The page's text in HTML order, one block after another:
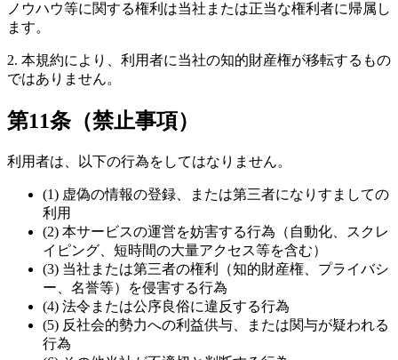
ノウハウ等に関する権利は当社または正当な権利者に帰属し
ます。
2. 本規約により、利用者に当社の知的財産権が移転するもの
ではありません。
第11条（禁止事項）
利用者は、以下の行為をしてはなりません。
(1) 虚偽の情報の登録、または第三者になりすましての
利用
(2) 本サービスの運営を妨害する行為（自動化、スクレ
イピング、短時間の大量アクセス等を含む）
(3) 当社または第三者の権利（知的財産権、プライバシ
ー、名誉等）を侵害する行為
(4) 法令または公序良俗に違反する行為
(5) 反社会的勢力への利益供与、または関与が疑われる
行為